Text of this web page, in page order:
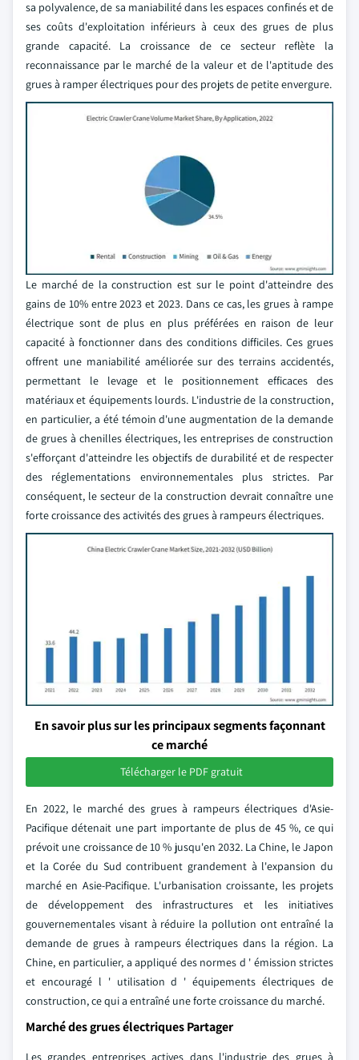
sa polyvalence, de sa maniabilité dans les espaces confinés et de
ses coûts d'exploitation inférieurs à ceux des grues de plus
grande capacité. La croissance de ce secteur reflète la
reconnaissance par le marché de la valeur et de l'aptitude des
grues à ramper électriques pour des projets de petite envergure.
Le marché de la construction est sur le point d'atteindre des
gains de 10% entre 2023 et 2023. Dans ce cas, les grues à rampe
électrique sont de plus en plus préférées en raison de leur
capacité à fonctionner dans des conditions difficiles. Ces grues
offrent une maniabilité améliorée sur des terrains accidentés,
permettant le levage et le positionnement efficaces des
matériaux et équipements lourds. L'industrie de la construction,
en particulier, a été témoin d'une augmentation de la demande
de grues à chenilles électriques, les entreprises de construction
s'efforçant d'atteindre les objectifs de durabilité et de respecter
des réglementations environnementales plus strictes. Par
conséquent, le secteur de la construction devrait connaître une
forte croissance des activités des grues à rampeurs électriques.
En savoir plus sur les principaux segments façonnant
ce marché
Télécharger le PDF gratuit
En 2022, le marché des grues à rampeurs électriques d'Asie-
Pacifique détenait une part importante de plus de 45 %, ce qui
prévoit une croissance de 10 % jusqu'en 2032. La Chine, le Japon
et la Corée du Sud contribuent grandement à l'expansion du
marché en Asie-Pacifique. L'urbanisation croissante, les projets
de développement des infrastructures et les initiatives
gouvernementales visant à réduire la pollution ont entraîné la
demande de grues à rampeurs électriques dans la région. La
Chine, en particulier, a appliqué des normes d ' émission strictes
et encouragé l ' utilisation d ' équipements électriques de
construction, ce qui a entraîné une forte croissance du marché.
Marché des grues électriques Partager
Les grandes entreprises actives dans l'industrie des grues à